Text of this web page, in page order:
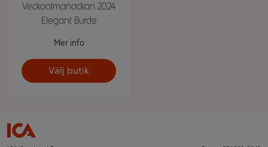
Veckoalmanackan 2024
Elegant Burde
Mer info
Välj butik